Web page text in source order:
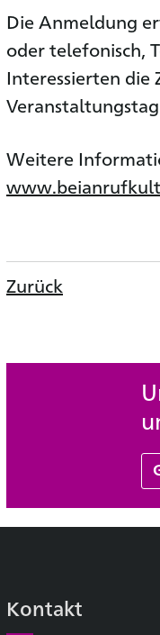
Die Anmeldung
oder telefonisch,
Interessierten die
Weitere
Zurück
Kontakt